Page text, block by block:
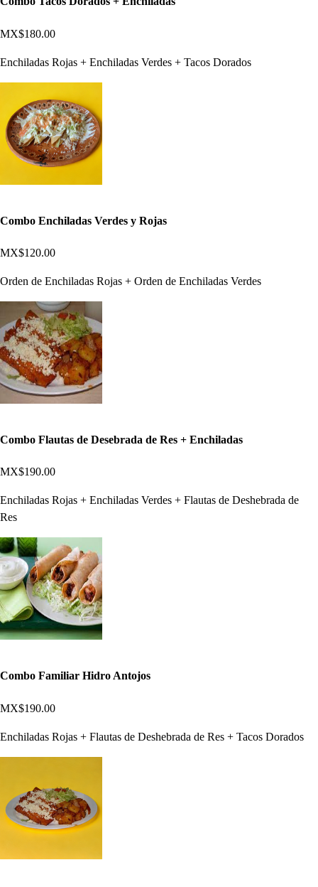
MX$180.00
Enchiladas Rojas + Enchiladas Verdes + Tacos Dorados
Combo Enchiladas Verdes y Rojas
MX$120.00
Orden de Enchiladas Rojas + Orden de Enchiladas Verdes
Combo Flautas de Desebrada de Res + Enchiladas
MX$190.00
Enchiladas Rojas + Enchiladas Verdes + Flautas de Deshebrada de
Res
Combo Familiar Hidro Antojos
MX$190.00
Enchiladas Rojas + Flautas de Deshebrada de Res + Tacos Dorados